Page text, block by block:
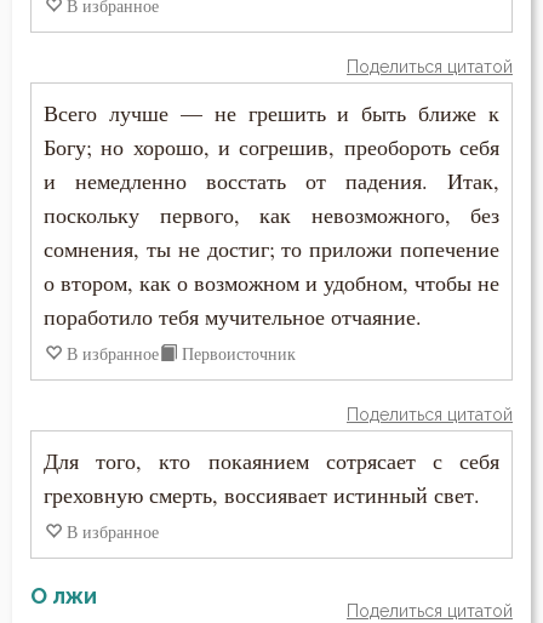
В избранное
Поделиться цитатой
Всего лучше — не грешить и быть ближе к
Богу; но хорошо, и согрешив, преобороть себя
и немедленно восстать от падения. Итак,
поскольку первого, как невозможного, без
сомнения, ты не достиг; то приложи попечение
о втором, как о возможном и удобном, чтобы не
поработило тебя мучительное отчаяние.
В избранное Первоисточник
Поделиться цитатой
Для того, кто покаянием сотрясает с себя
греховную смерть, воссиявает истинный свет.
В избранное
О лжи
Поделиться цитатой